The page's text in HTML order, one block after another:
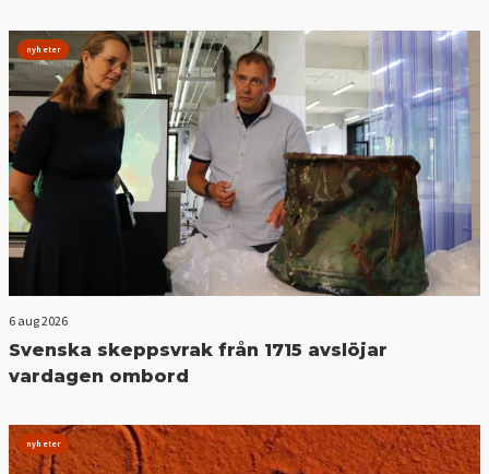
nyheter
6 aug 2026
Svenska skeppsvrak från 1715 avslöjar
vardagen ombord
nyheter